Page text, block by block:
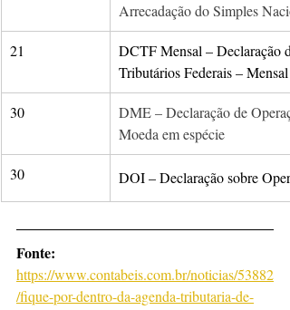
Arrecadação do Simples
21
DCTF Mensal – Declaração
Tributários Federais – Mensal
30
DME – Declaração de
Moeda em espécie
30 ​DOI – Declaração sobre
Fonte:
https://www.contabeis.com.br/noticias/53882
/fique-por-dentro-da-agenda-tributaria-de-